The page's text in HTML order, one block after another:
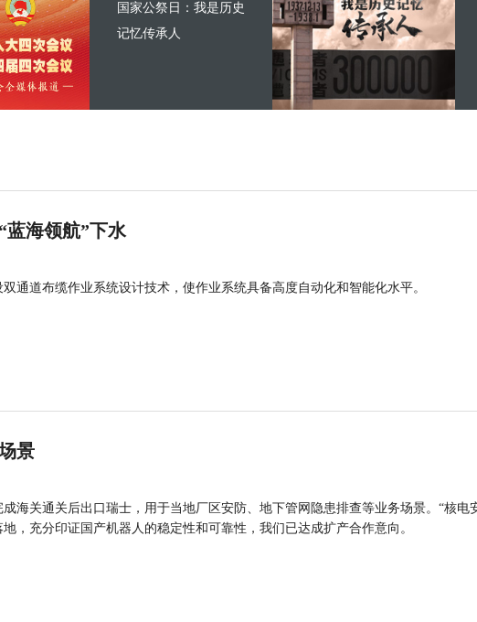
国家公祭日：我是历史
记忆传承人
蓝海领航”下水
通道布缆作业系统设计技术，使作业系统具备高度自动化和智能化水平。
景
海关通关后出口瑞士，用于当地厂区安防、地下管网隐患排查等业务场景。“核电
，充分印证国产机器人的稳定性和可靠性，我们已达成扩产合作意向。